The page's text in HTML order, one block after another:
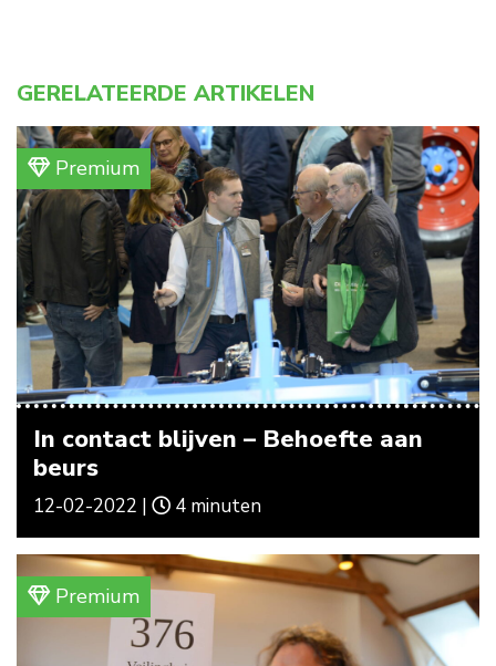
GERELATEERDE ARTIKELEN
Premium
In contact blijven – Behoefte aan
beurs
12-02-2022 | 4 minuten
Premium